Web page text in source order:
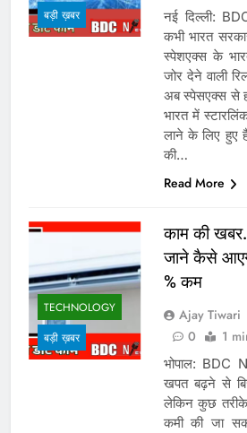
बड़ी ख़बर
नई दिल्‍ली:
कभी भारत
स्पेशएक्स के
जोर देने वाली
अब स्पेसएक्स से
भारत में
लाने के लिए हुए
की…
Read More
TECHNOLOGY
बड़ी ख़बर
काम की
जाने कैसे
% कम
Ajay Tiwari
0
1
भोपाल: BDC
खपत बढ़ने से
लेकिन कुछ
कमी की जा